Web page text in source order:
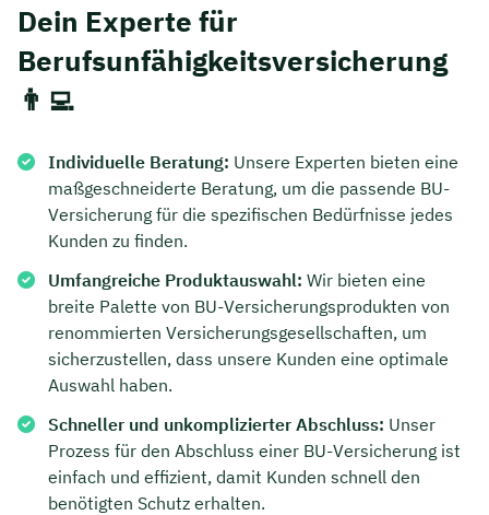
Dein Experte für
Berufsunfähigkeitsversicherung
👨‍💻
Individuelle Beratung: Unsere Experten bieten eine
maßgeschneiderte Beratung, um die passende BU-
Versicherung für die spezifischen Bedürfnisse jedes
Kunden zu finden.
Umfangreiche Produktauswahl: Wir bieten eine
breite Palette von BU-Versicherungsprodukten von
renommierten Versicherungsgesellschaften, um
sicherzustellen, dass unsere Kunden eine optimale
Auswahl haben.
Schneller und unkomplizierter Abschluss: Unser
Prozess für den Abschluss einer BU-Versicherung ist
einfach und effizient, damit Kunden schnell den
benötigten Schutz erhalten.